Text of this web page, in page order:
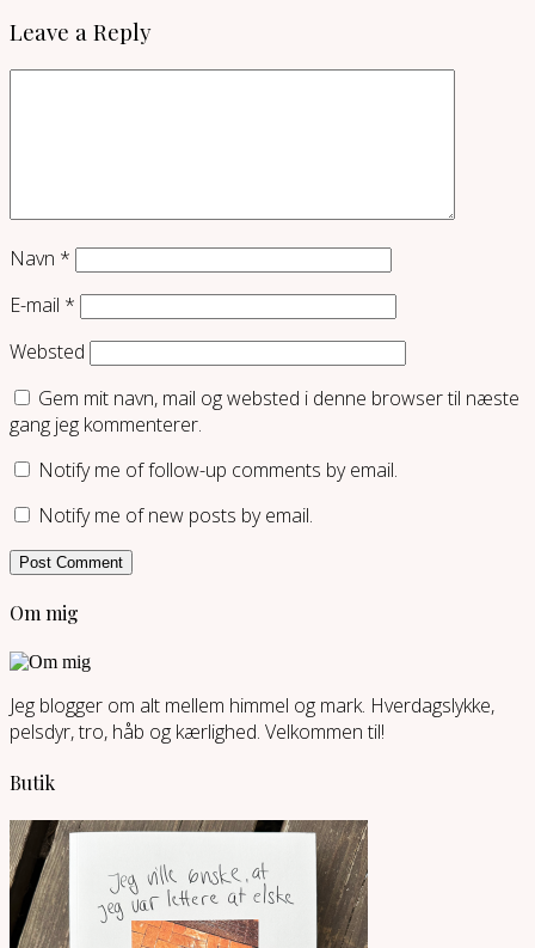
Leave a Reply
Navn *
E-mail *
Websted
Gem mit navn, mail og websted i denne browser til næste
gang jeg kommenterer.
Notify me of follow-up comments by email.
Notify me of new posts by email.
Om mig
Jeg blogger om alt mellem himmel og mark. Hverdagslykke,
pelsdyr, tro, håb og kærlighed. Velkommen til!
Butik